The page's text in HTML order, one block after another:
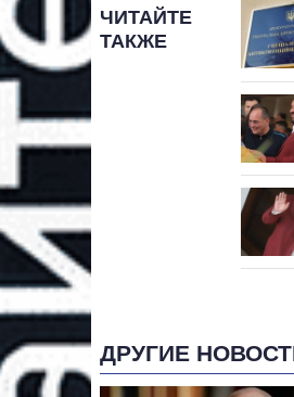
ЧИТАЙТЕ
ТАКЖЕ
ДРУГИЕ